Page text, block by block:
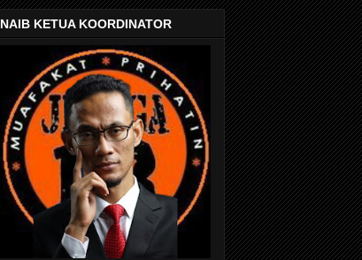
NAIB KETUA KOORDINATOR